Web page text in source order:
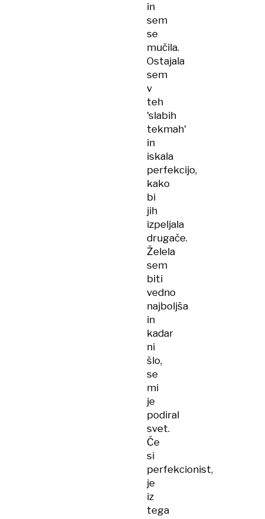
in
sem
se
mučila.
Ostajala
sem
v
teh
'slabih
tekmah'
in
iskala
perfekcijo,
kako
bi
jih
izpeljala
drugače.
Želela
sem
biti
vedno
najboljša
in
kadar
ni
šlo,
se
mi
je
podiral
svet.
Če
si
perfekcionist,
je
iz
tega